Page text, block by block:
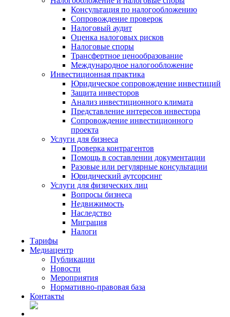
Консультация по налогообложению
Сопровождение проверок
Налоговый аудит
Оценка налоговых рисков
Налоговые споры
Трансфертное ценообразование
Международное налогообложение
Инвестиционная практика
Юридическое сопровождение инвестиций
Защита инвесторов
Анализ инвестиционного климата
Представление интересов инвестора
Сопровождение инвестиционного
проекта
Услуги для бизнеса
Проверка контрагентов
Помощь в составлении документации
Разовые или регулярные консультации
Юридический аутсорсинг
Услуги для физических лиц
Вопросы бизнеса
Недвижимость
Наследство
Миграция
Налоги
Тарифы
Медиацентр
Публикации
Новости
Мероприятия
Нормативно-правовая база
Контакты